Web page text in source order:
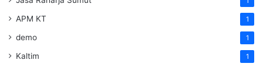
APM KT 1
demo 1
Kaltim 1